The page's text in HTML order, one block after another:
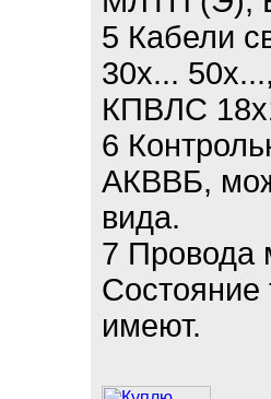
5 Кабели
30х...
КПВЛС
6
АКВВБ,
вида.
7
Состояние
имеют.